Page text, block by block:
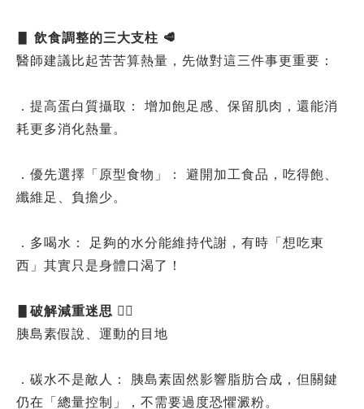
▋ 飲食調整的三大支柱 🥩
醫師建議比起苦苦算熱量，先做對這三件事更重要：
．提高蛋白質攝取： 增加飽足感、保留肌肉，還能消
耗更多消化熱量。
．優先選擇「原型食物」： 避開加工食品，吃得飽、
纖維足、負擔少。
．多喝水： 足夠的水分能維持代謝，有時「想吃東
西」其實只是身體口渴了！
▋破解減重迷思 🏋️‍♂️
胰島素假說、運動的目地
．碳水不是敵人： 胰島素固然影響脂肪合成，但關鍵
仍在「總量控制」，不需要過度恐懼澱粉。